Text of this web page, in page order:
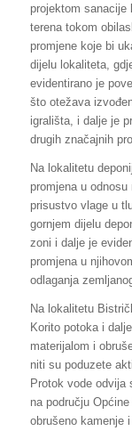
projektom sanacije
terena tokom
promjene koje bi
dijelu lokaliteta,
evidentirano je
što otežava
igrališta, i dalje je
drugih značajnih
Na lokalitetu
promjena u
prisustvo vlage u
gornjem dijelu
zoni i dalje je
promjena u
odlaganja
Na lokalitetu
Korito potoka i
materijalom i
niti su poduzete
Protok vode odvija
na području
obrušeno kamenje